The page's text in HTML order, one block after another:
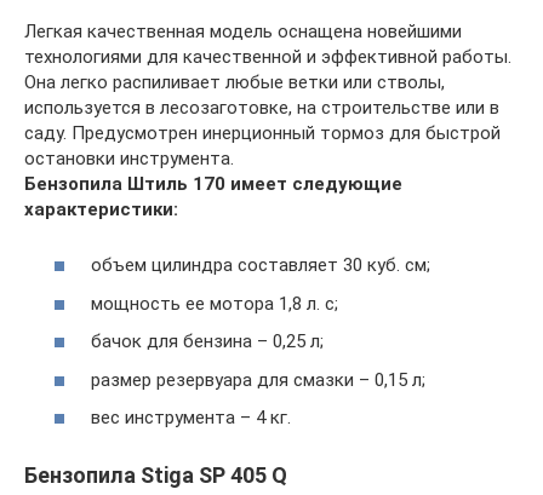
Легкая качественная модель оснащена новейшими
технологиями для качественной и эффективной работы.
Она легко распиливает любые ветки или стволы,
используется в лесозаготовке, на строительстве или в
саду. Предусмотрен инерционный тормоз для быстрой
остановки инструмента.
Бензопила Штиль 170 имеет следующие
характеристики:
объем цилиндра составляет 30 куб. см;
мощность ее мотора 1,8 л. с;
бачок для бензина – 0,25 л;
размер резервуара для смазки – 0,15 л;
вес инструмента – 4 кг.
Бензопила Stiga SP 405 Q